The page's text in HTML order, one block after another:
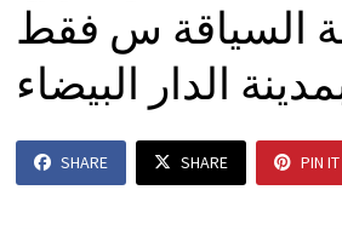
السياقة س فقط
الدار البيضاء
SHARE SHARE PIN IT